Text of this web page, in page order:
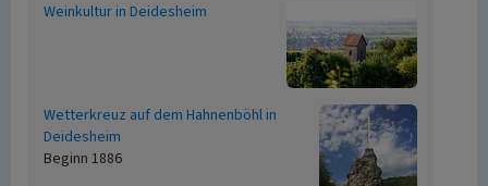
Weinkultur in Deidesheim
Wetterkreuz auf dem Hahnenböhl in
Deidesheim
Beginn 1886